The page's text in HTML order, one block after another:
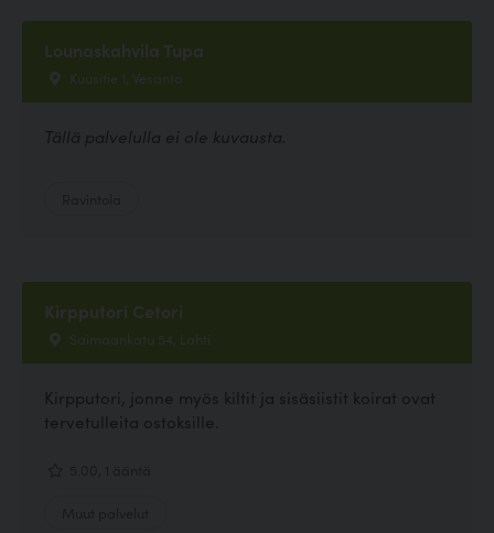
Lounaskahvila Tupa
Kuusitie 1, Vesanto
Tällä palvelulla ei ole kuvausta.
Kirpputori Cetori
Saimaankatu 54, Lahti
Kirpputori, jonne myös kiltit ja sisäsiistit koirat ovat
tervetulleita ostoksille.